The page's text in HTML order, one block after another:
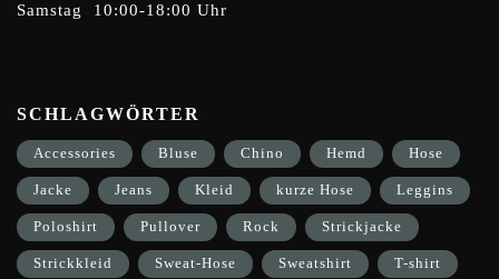
Samstag 10:00-18:00 Uhr
SCHLAGWÖRTER
Accessories Bluse Chino Hemd Hose
Jacke Jeans Kleid kurze Hose Leggins
Poloshirt Pullover Rock Strickjacke
Strickkleid Sweat-Hose Sweatshirt T-shirt